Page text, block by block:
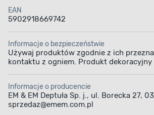
EAN
5902918669742
Informacje o bezpieczeństwie
Używaj produktów zgodnie z ich
kontaktu z ogniem. Produkt dekoracyjny
Informacje o producencie
EM & EM Deptuła Sp. j., ul. Borecka 27,
sprzedaz@emem.com.pl